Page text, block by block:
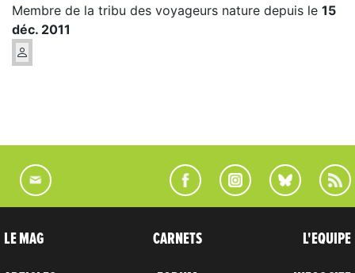
Membre de la tribu des voyageurs nature depuis le 15
déc. 2011
LE MAG CARNETS L'EQUIPE